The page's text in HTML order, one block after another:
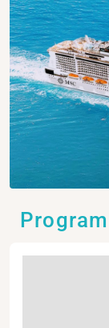
Program